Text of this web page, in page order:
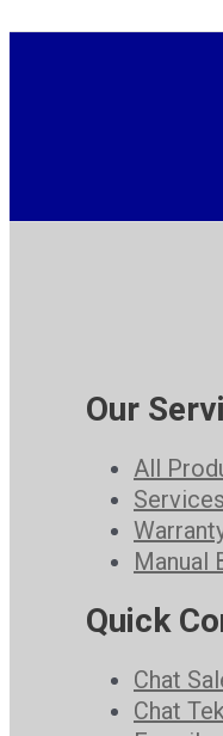
Our
All
Services
Manual
Quick
Chat
Chat